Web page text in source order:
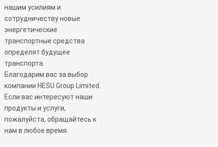
нашим усилиям и
сотрудничеству новые
энергетические
транспортные средства
определят будущее
транспорта.
Благодарим вас за выбор
компании HESU Group Limited.
Если вас интересуют наши
продукты и услуги,
пожалуйста, обращайтесь к
нам в любое время.